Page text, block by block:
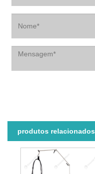
produtos relacionados